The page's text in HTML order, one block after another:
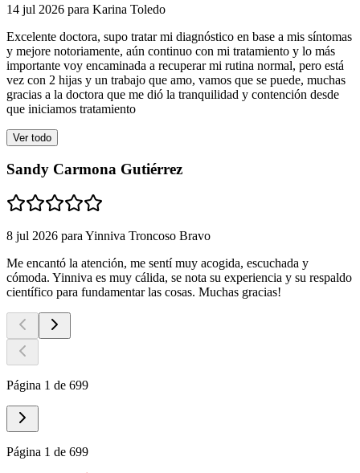
14 jul 2026 para Karina Toledo
Excelente doctora, supo tratar mi diagnóstico en base a mis síntomas
y mejore notoriamente, aún continuo con mi tratamiento y lo más
importante voy encaminada a recuperar mi rutina normal, pero está
vez con 2 hijas y un trabajo que amo, vamos que se puede, muchas
gracias a la doctora que me dió la tranquilidad y contención desde
que iniciamos tratamiento
Ver todo
Sandy Carmona Gutiérrez
8 jul 2026 para Yinniva Troncoso Bravo
Me encantó la atención, me sentí muy acogida, escuchada y
cómoda. Yinniva es muy cálida, se nota su experiencia y su respaldo
científico para fundamentar las cosas. Muchas gracias!
Página 1 de 699
Página 1 de 699